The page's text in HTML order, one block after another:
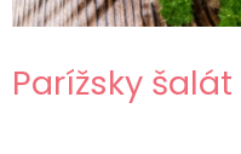
Parížsky